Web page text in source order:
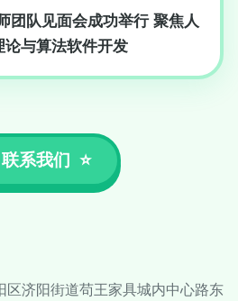
团队见面会成功举行 聚焦人
论与算法软件开发
联系我们
区济阳街道苟王家具城内中心路东